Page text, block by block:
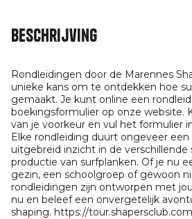
Beschrijving
Rondleidingen door de Marennes
unieke kans om te ontdekken hoe
gemaakt. Je kunt online een
boekingsformulier op onze website.
van je voorkeur en vul het formulier
Elke rondleiding duurt ongeveer
uitgebreid inzicht in de verschillende
productie van surfplanken. Of je nu
gezin, een schoolgroep of gewoon
rondleidingen zijn ontworpen met
nu en beleef een onvergetelijk
shaping. https://